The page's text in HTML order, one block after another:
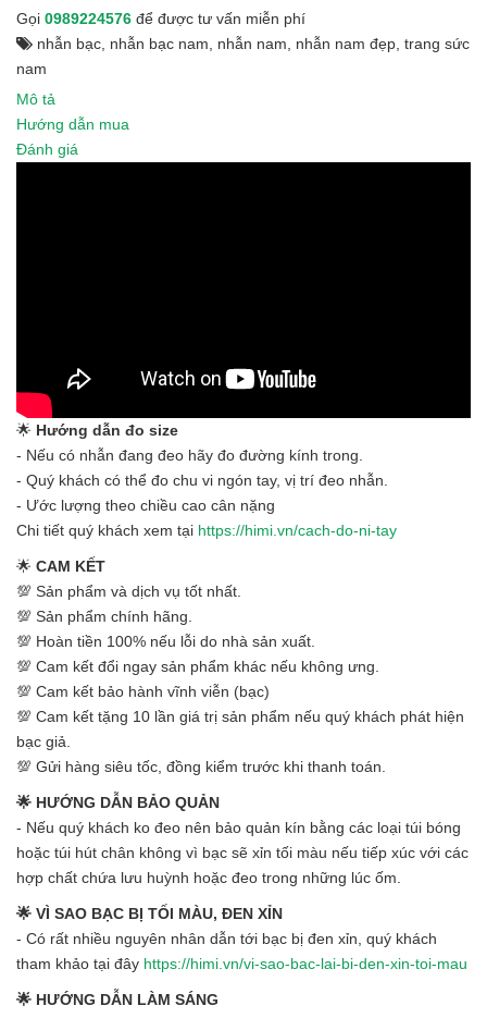
Gọi 0989224576 để được tư vấn miễn phí
nhẫn bạc nhẫn bạc nam nhẫn nam nhẫn nam đẹp trang sức
nam
Mô tả
Hướng dẫn mua
Đánh giá
🌟 Hướng dẫn đo size
- Nếu có nhẫn đang đeo hãy đo đường kính trong.
- Quý khách có thể đo chu vi ngón tay, vị trí đeo nhẫn.
- Ước lượng theo chiều cao cân nặng
Chi tiết quý khách xem tại https://himi.vn/cach-do-ni-tay
🌟 CAM KẾT
💯 Sản phẩm và dịch vụ tốt nhất.
💯 Sản phẩm chính hãng.
💯 Hoàn tiền 100% nếu lỗi do nhà sản xuất.
💯 Cam kết đổi ngay sản phẩm khác nếu không ưng.
💯 Cam kết bảo hành vĩnh viễn (bạc)
💯 Cam kết tặng 10 lần giá trị sản phẩm nếu quý khách phát hiện
bạc giả.
💯 Gửi hàng siêu tốc, đồng kiểm trước khi thanh toán.
🌟 HƯỚNG DẪN BẢO QUẢN
- Nếu quý khách ko đeo nên bảo quản kín bằng các loại túi bóng
hoặc túi hút chân không vì bạc sẽ xỉn tối màu nếu tiếp xúc với các
hợp chất chứa lưu huỳnh hoặc đeo trong những lúc ốm.
🌟 VÌ SAO BẠC BỊ TỐI MÀU, ĐEN XỈN
- Có rất nhiều nguyên nhân dẫn tới bạc bị đen xỉn, quý khách
tham khảo tại đây https://himi.vn/vi-sao-bac-lai-bi-den-xin-toi-mau
🌟 HƯỚNG DẪN LÀM SÁNG